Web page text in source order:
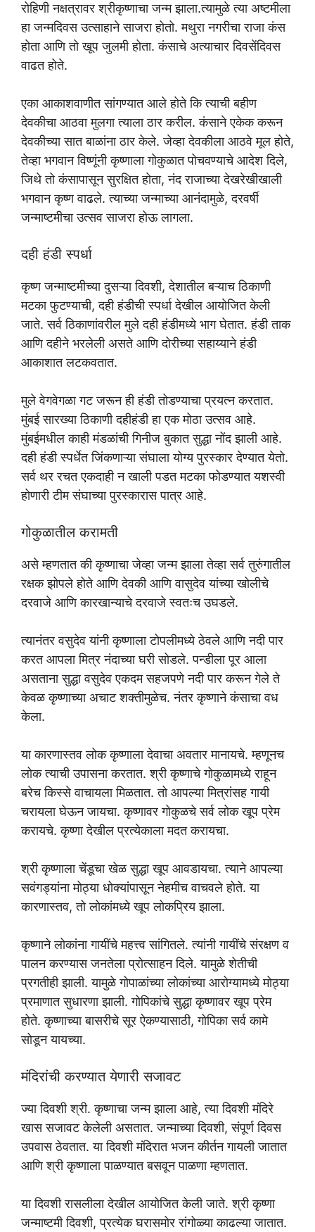
रोहिणी नक्षत्रावर श्रीकृष्णाचा जन्म झाला.त्यामुळे त्या अष्टमीला
हा जन्मदिवस उत्साहाने साजरा होतो. मथुरा नगरीचा राजा कंस
होता आणि तो खूप जुलमी होता. कंसाचे अत्याचार दिवसेंदिवस
वाढत होते.
एका आकाशवाणीत सांगण्यात आले होते कि त्याची बहीण
देवकीचा आठवा मुलगा त्याला ठार करील. कंसाने एकेक करून
देवकीच्या सात बाळांना ठार केले. जेव्हा देवकीला आठवे मूल होते,
तेव्हा भगवान विष्णूंनी कृष्णाला गोकुळात पोचवण्याचे आदेश दिले,
जिथे तो कंसापासून सुरक्षित होता, नंद राजाच्या देखरेखीखाली
भगवान कृष्ण वाढले. त्याच्या जन्माच्या आनंदामुळे, दरवर्षी
जन्माष्टमीचा उत्सव साजरा होऊ लागला.
दही हंडी स्पर्धा
कृष्ण जन्माष्टमीच्या दुसऱ्या दिवशी, देशातील बऱ्याच ठिकाणी
मटका फुटण्याची, दही हंडीची स्पर्धा देखील आयोजित केली
जाते. सर्व ठिकाणांवरील मुले दही हंडीमध्ये भाग घेतात. हंडी ताक
आणि दहीने भरलेली असते आणि दोरीच्या सहाय्याने हंडी
आकाशात लटकवतात.
मुले वेगवेगळा गट जरून ही हंडी तोडण्याचा प्रयत्न करतात.
मुंबई सारख्या ठिकाणी दहीहंडी हा एक मोठा उत्सव आहे.
मुंबईमधील काही मंडळांची गिनीज बुकात सुद्धा नोंद झाली आहे.
दही हंडी स्पर्धेत जिंकणाऱ्या संघाला योग्य पुरस्कार देण्यात येतो.
सर्व थर रचत एकदाही न खाली पडत मटका फोडण्यात यशस्वी
होणारी टीम संघाच्या पुरस्कारास पात्र आहे.
गोकुळातील करामती
असे म्हणतात की कृष्णाचा जेव्हा जन्म झाला तेव्हा सर्व तुरुंगातील
रक्षक झोपले होते आणि देवकी आणि वासुदेव यांच्या खोलीचे
दरवाजे आणि कारखान्याचे दरवाजे स्वतःच उघडले.
त्यानंतर वसुदेव यांनी कृष्णाला टोपलीमध्ये ठेवले आणि नदी पार
करत आपला मित्र नंदाच्या घरी सोडले. पन्डीला पूर आला
असताना सुद्धा वसुदेव एकदम सहजपणे नदी पार करून गेले ते
केवळ कृष्णाच्या अचाट शक्तीमुळेच. नंतर कृष्णाने कंसाचा वध
केला.
या कारणास्तव लोक कृष्णाला देवाचा अवतार मानायचे. म्हणूनच
लोक त्याची उपासना करतात. श्री कृष्णाचे गोकुळामध्ये राहून
बरेच किस्से वाचायला मिळतात. तो आपल्या मित्रांसह गायी
चरायला घेऊन जायचा. कृष्णावर गोकुळचे सर्व लोक खूप प्रेम
करायचे. कृष्णा देखील प्रत्येकाला मदत करायचा.
श्री कृष्णाला चेंडूचा खेळ सुद्धा खूप आवडायचा. त्याने आपल्या
सवंगड्यांना मोठ्या धोक्यांपासून नेहमीच वाचवले होते. या
कारणास्तव, तो लोकांमध्ये खूप लोकप्रिय झाला.
कृष्णाने लोकांना गायींचे महत्त्व सांगितले. त्यांनी गायींचे संरक्षण व
पालन करण्यास जनतेला प्रोत्साहन दिले. यामुळे शेतीची
प्रगतीही झाली. यामुळे गोपाळांच्या लोकांच्या आरोग्यामध्ये मोठ्या
प्रमाणात सुधारणा झाली. गोपिकांचे सुद्धा कृष्णावर खूप प्रेम
होते. कृष्णाच्या बासरीचे सूर ऐकण्यासाठी, गोपिका सर्व कामे
सोडून यायच्या.
मंदिरांची करण्यात येणारी सजावट
ज्या दिवशी श्री. कृष्णाचा जन्म झाला आहे, त्या दिवशी मंदिरे
खास सजावट केलेली असतात. जन्माच्या दिवशी, संपूर्ण दिवस
उपवास ठेवतात. या दिवशी मंदिरात भजन कीर्तन गायली जातात
आणि श्री कृष्णाला पाळण्यात बसवून पाळणा म्हणतात.
या दिवशी रासलीला देखील आयोजित केली जाते. श्री कृष्णा
जन्माष्टमी दिवशी, प्रत्येक घरासमोर रांगोळ्या काढल्या जातात.